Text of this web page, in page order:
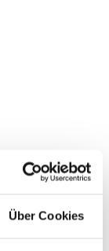
Über Cookies